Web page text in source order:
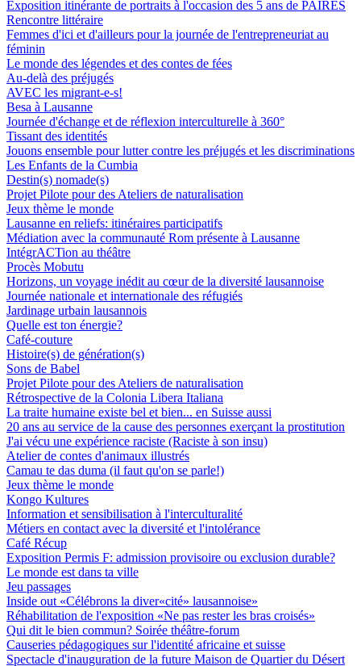
Exposition itinérante de portraits à l'occasion des 5 ans de PAIRES
Rencontre littéraire
Femmes d'ici et d'ailleurs pour la journée de l'entrepreneuriat au
féminin
Le monde des légendes et des contes de fées
Au-delà des préjugés
AVEC les migrant-e-s!
Besa à Lausanne
Journée d'échange et de réflexion interculturelle à 360°
Tissant des identités
Jouons ensemble pour lutter contre les préjugés et les discriminations
Les Enfants de la Cumbia
Destin(s) nomade(s)
Projet Pilote pour des Ateliers de naturalisation
Jeux thème le monde
Lausanne en reliefs: itinéraires participatifs
Médiation avec la communauté Rom présente à Lausanne
IntégrACTion au théâtre
Procès Mobutu
Horizons, un voyage inédit au cœur de la diversité lausannoise
Journée nationale et internationale des réfugiés
Jardinage urbain lausannois
Quelle est ton énergie?
Café-couture
Histoire(s) de génération(s)
Sons de Babel
Projet Pilote pour des Ateliers de naturalisation
Rétrospective de la Colonia Libera Italiana
La traite humaine existe bel et bien... en Suisse aussi
20 ans au service de la cause des personnes exerçant la prostitution
J'ai vécu une expérience raciste (Raciste à son insu)
Atelier de contes d'animaux illustrés
Camau te das duma (il faut qu'on se parle!)
Jeux thème le monde
Kongo Kultures
Information et sensibilisation à l'interculturalité
Métiers en contact avec la diversité et l'intolérance
Café Récup
Exposition Permis F: admission provisoire ou exclusion durable?
Le monde est dans ta ville
Jeu passages
Inside out «Célébrons la diver«cité» lausannoise»
Réhabilitation de l'exposition «Ne pas rester les bras croisés»
Qui dit le bien commun? Soirée théâtre-forum
Causeries pédagogiques sur l'identité africaine et suisse
Spectacle d'inauguration de la future Maison de Quartier du Désert